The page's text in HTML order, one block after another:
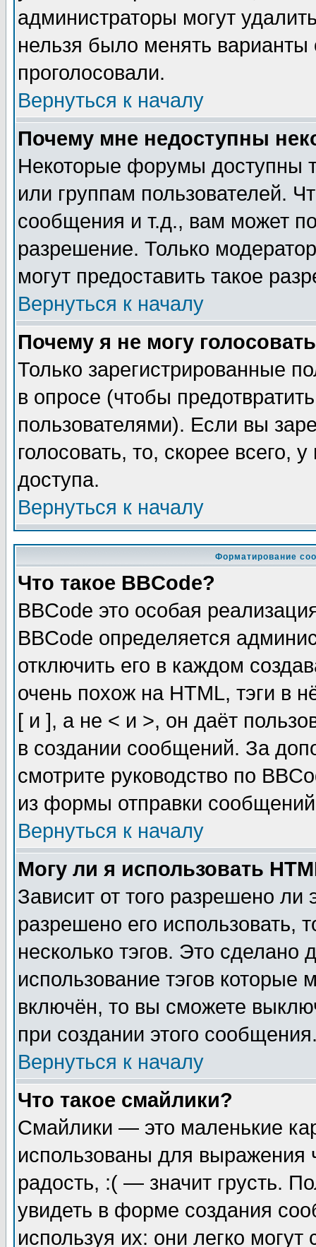
администраторы могут
нельзя было менять
проголосовали.
Вернуться к началу
Почему мне недоступны
Некоторые форумы доступны
или группам пользователей.
сообщения и т.д., вам может
разрешение. Только
могут предоставить такое
Вернуться к началу
Почему я не могу
Только зарегистрированные
в опросе (чтобы
пользователями). Если вы
голосовать, то, скорее всего,
доступа.
Вернуться к началу
Форматирование
Что такое BBCode?
BBCode это особая
BBCode определяется
отключить его в каждом
очень похож на HTML, тэги в
[ и ], а не < и >, он даёт
в создании сообщений. За
смотрите руководство по
из формы отправки
Вернуться к началу
Могу ли я использовать
Зависит от того разрешено
разрешено его использовать,
несколько тэгов. Это сделано
использование тэгов
включён, то вы сможете
при создании этого
Вернуться к началу
Что такое смайлики?
Смайлики — это маленькие
использованы для
радость, :( — значит грусть.
увидеть в форме создания
используя их: они легко